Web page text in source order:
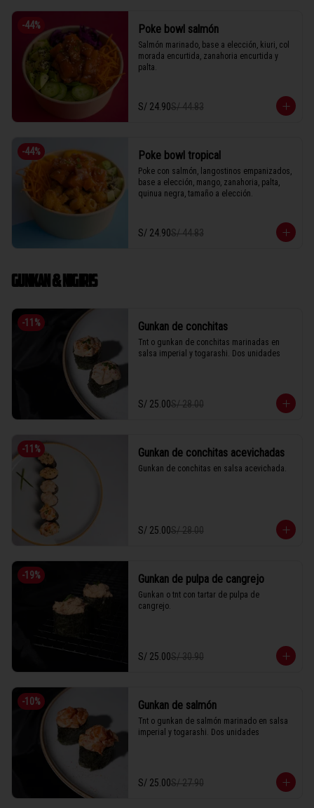
-44% Poke bowl salmón
Salmón marinado, base a elección, kiuri, col
morada encurtida, zanahoria encurtida y
palta.
S/ 24.90S/ 44.83
-44% Poke bowl tropical
Poke con salmón, langostinos empanizados,
base a elección, mango, zanahoria, palta,
quinua negra, tamaño a elección.
S/ 24.90S/ 44.83
GUNKAN & NIGIRIS
-11 % Gunkan de conchitas
Tnt o gunkan de conchitas marinadas en
salsa imperial y togarashi. Dos unidades
S/ 25.00S/ 28.00
-11 % Gunkan de conchitas acevichadas
Gunkan de conchitas en salsa acevichada.
S/ 25.00S/ 28.00
-19% Gunkan de pulpa de cangrejo
Gunkan o tnt con tartar de pulpa de
cangrejo.
S/ 25.00S/ 30.90
-10% Gunkan de salmón
Tnt o gunkan de salmón marinado en salsa
imperial y togarashi. Dos unidades
S/ 25.00S/ 27.90